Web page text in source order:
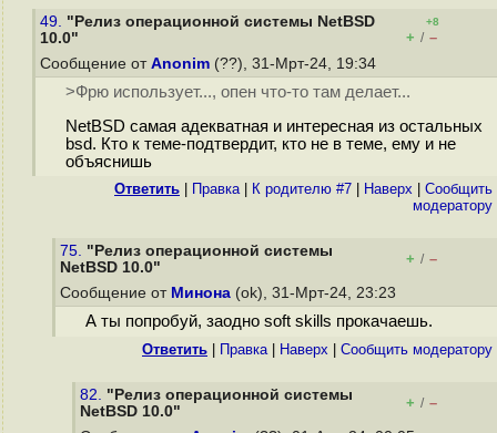
49. "Релиз операционной системы NetBSD
10.0"
+8
+ / –
Сообщение от Anonim (??), 31-Мрт-24, 19:34
>Фрю использует..., опен что-то там делает...
NetBSD самая адекватная и интересная из остальных
bsd. Кто к теме-подтвердит, кто не в теме, ему и не
объяснишь
Ответить Правка| К родителю #7 Наверх
Cообщить
модератору
75. "Релиз операционной системы
NetBSD 10.0"
+ / –
Сообщение от Минона (ok), 31-Мрт-24, 23:23
А ты попробуй, заодно soft skills прокачаешь.
Ответить Правка| Наверх Cообщить модератору
82. "Релиз операционной системы
NetBSD 10.0"
+ / –